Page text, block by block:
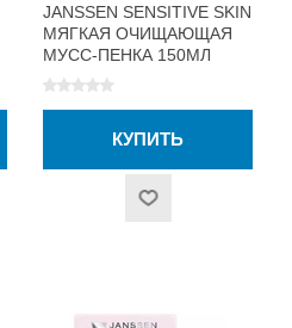
JANSSEN SENSITIVE SKIN
МЯГКАЯ ОЧИЩАЮЩАЯ
МУСС-ПЕНКА 150МЛ